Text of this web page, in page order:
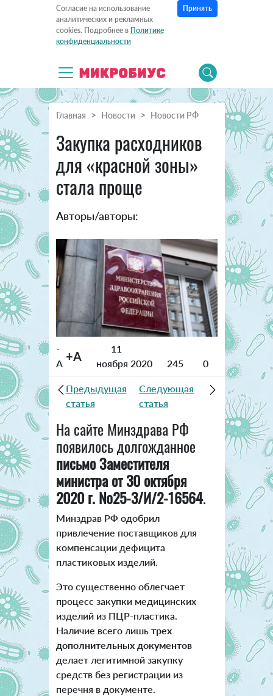
Согласие на использование
аналитических и рекламных
cookies. Подробнее в Политике
конфиденциальности
Принять
Главная Новости Новости РФ
Закупка расходников
для «красной зоны»
стала проще
Авторы/авторы:
-
A +A
11
ноября 2020
245 0
Предыдущая
статья
Следующая
статья
На сайте Минздрава РФ
появилось долгожданное
письмо Заместителя
министра от 30 октября
2020 г. №25-3/И/2-16564.
Минздрав РФ одобрил
привлечение поставщиков для
компенсации дефицита
пластиковых изделий.
Это существенно облегчает
процесс закупки медицинских
изделий из ПЦР-пластика.
Наличие всего лишь трех
дополнительных документов
делает легитимной закупку
средств без регистрации из
перечня в документе.